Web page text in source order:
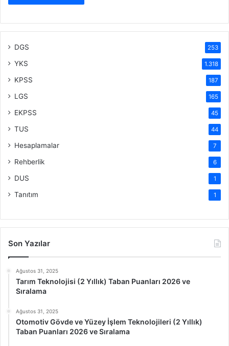
DGS 253
YKS 1.318
KPSS 187
LGS 165
EKPSS 45
TUS 44
Hesaplamalar 7
Rehberlik 6
DUS 1
Tanıtım 1
Son Yazılar
Ağustos 31, 2025
Tarım Teknolojisi (2 Yıllık) Taban Puanları 2026 ve
Sıralama
Ağustos 31, 2025
Otomotiv Gövde ve Yüzey İşlem Teknolojileri (2 Yıllık)
Taban Puanları 2026 ve Sıralama